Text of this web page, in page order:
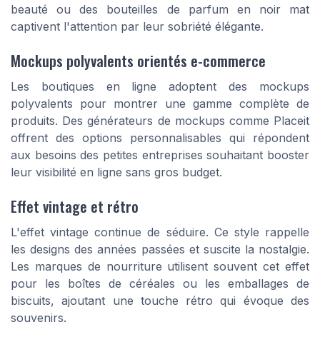
beauté ou des bouteilles de parfum en noir mat
captivent l'attention par leur sobriété élégante.
Mockups polyvalents orientés e-commerce
Les boutiques en ligne adoptent des mockups
polyvalents pour montrer une gamme complète de
produits. Des générateurs de mockups comme Placeit
offrent des options personnalisables qui répondent
aux besoins des petites entreprises souhaitant booster
leur visibilité en ligne sans gros budget.
Effet vintage et rétro
L'effet vintage continue de séduire. Ce style rappelle
les designs des années passées et suscite la nostalgie.
Les marques de nourriture utilisent souvent cet effet
pour les boîtes de céréales ou les emballages de
biscuits, ajoutant une touche rétro qui évoque des
souvenirs.